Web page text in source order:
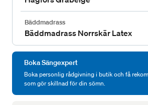
Bäddmadrass
Bäddmadrass Norrskär Latex
Boka Sängexpert
Boka personlig rådgivning i butik och få
som gör skillnad för din sömn.